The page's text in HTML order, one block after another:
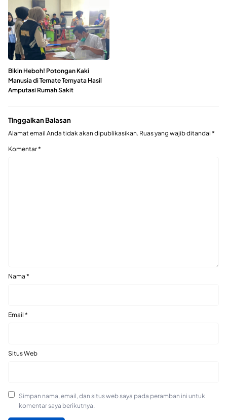
Bikin Heboh! Potongan Kaki
Manusia di Ternate Ternyata Hasil
Amputasi Rumah Sakit
Tinggalkan Balasan
Alamat email Anda tidak akan dipublikasikan. Ruas yang wajib ditandai *
Komentar*
Nama *
Email *
Situs Web
Simpan nama, email, dan situs web saya pada peramban ini untuk
komentar saya berikutnya.